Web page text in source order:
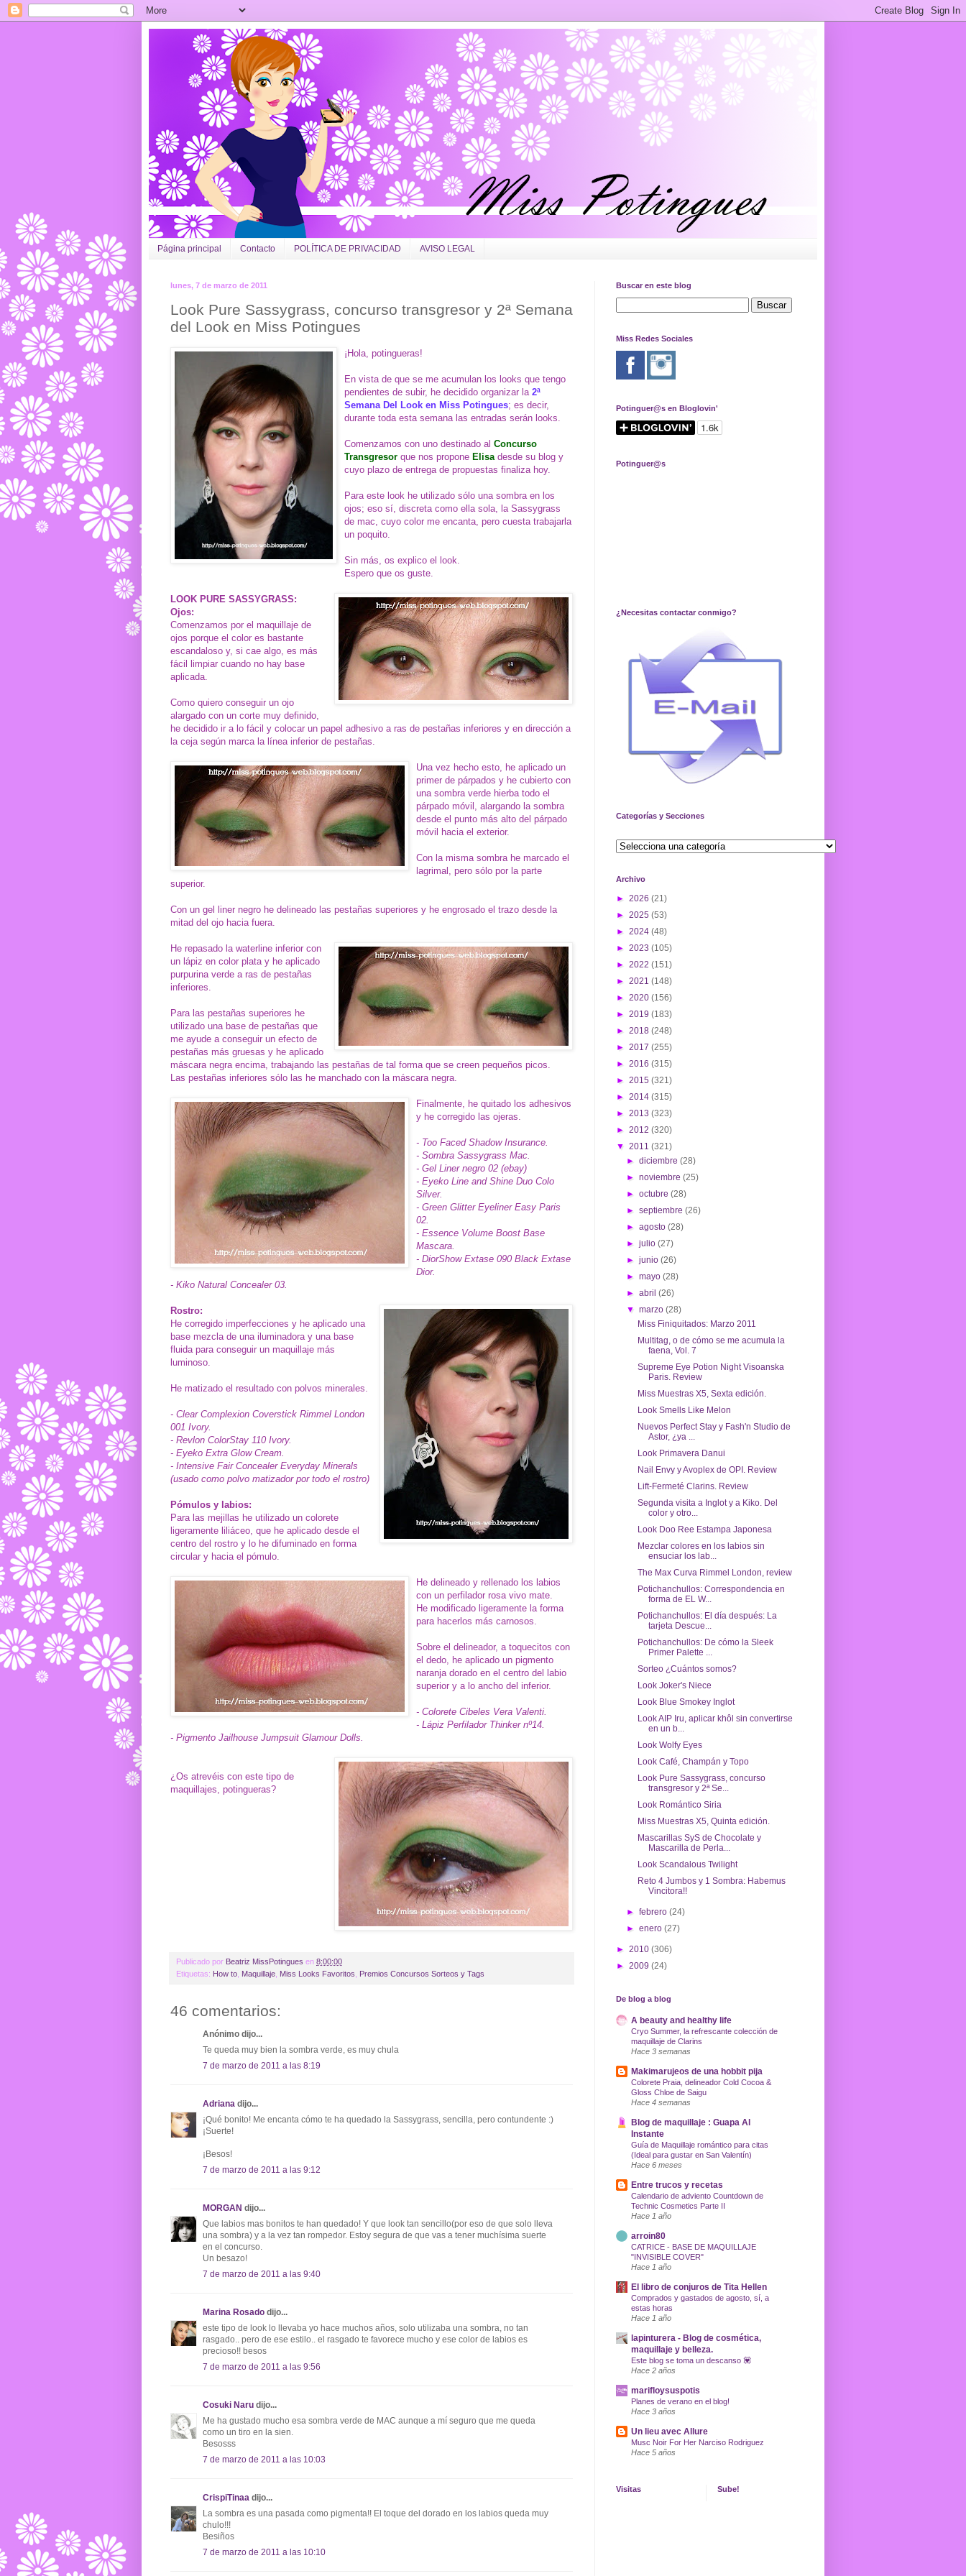
Página principal Contacto POLÍTICA DE PRIVACIDAD AVISO LEGAL
lunes, 7 de marzo de 2011
Look Pure Sassygrass, concurso transgresor y 2ª Semana
del Look en Miss Potingues
¡Hola, potingueras!
En vista de que se me acumulan los looks que tengo
pendientes de subir, he decidido organizar la 2ª
Semana Del Look en Miss Potingues; es decir,
durante toda esta semana las entradas serán looks.
Comenzamos con uno destinado al Concurso
Transgresor que nos propone Elisadesde su blog y
cuyo plazo de entrega de propuestas finaliza hoy.
Para este look he utilizado sólo una sombra en los
ojos; eso sí, discreta como ella sola, la Sassygrass
de mac, cuyo color me encanta, pero cuesta trabajarla
un poquito.
Sin más, os explico el look.
Espero que os guste.
LOOK PURE SASSYGRASS:
Ojos:
Comenzamos por el maquillaje de
ojos porque el color es bastante
escandaloso y, si cae algo, es más
fácil limpiar cuando no hay base
aplicada.
Como quiero conseguir un ojo
alargado con un corte muy definido,
he decidido ir a lo fácil y colocar un papel adhesivo a ras de pestañas inferiores y en dirección a
la ceja según marca la línea inferior de pestañas.
Una vez hecho esto, he aplicado un
primer de párpados y he cubierto con
una sombra verde hierba todo el
párpado móvil, alargando la sombra
desde el punto más alto del párpado
móvil hacia el exterior.
Con la misma sombra he marcado el
lagrimal, pero sólo por la parte
superior.
Con un gel liner negro he delineado las pestañas superiores y he engrosado el trazo desde la
mitad del ojo hacia fuera.
He repasado la waterline inferior con
un lápiz en color plata y he aplicado
purpurina verde a ras de pestañas
inferiores.
Para las pestañas superiores he
utilizado una base de pestañas que
me ayude a conseguir un efecto de
pestañas más gruesas y he aplicado
máscara negra encima, trabajando las pestañas de tal forma que se creen pequeños picos.
Las pestañas inferiores sólo las he manchado con la máscara negra.
Finalmente, he quitado los adhesivos
y he corregido las ojeras.
- Too Faced Shadow Insurance.
- Sombra Sassygrass Mac.
- Gel Liner negro 02 (ebay)
- Eyeko Line and Shine Duo Colo
Silver.
- Green Glitter Eyeliner Easy Paris
02.
- Essence Volume Boost Base
Mascara.
- DiorShow Extase 090 Black Extase
Dior.
- Kiko Natural Concealer 03.
Rostro:
He corregido imperfecciones y he aplicado una
base mezcla de una iluminadora y una base
fluida para conseguir un maquillaje más
luminoso.
He matizado el resultado con polvos minerales.
- Clear Complexion Coverstick Rimmel London
001 Ivory.
- Revlon ColorStay 110 Ivory.
- Eyeko Extra Glow Cream.
- Intensive Fair Concealer Everyday Minerals
(usado como polvo matizador por todo el rostro)
Pómulos y labios:
Para las mejillas he utilizado un colorete
ligeramente liliáceo, que he aplicado desde el
centro del rostro y lo he difuminado en forma
circular y hacia el pómulo.
He delineado y rellenado los labios
con un perfilador rosa vivo mate.
He modificado ligeramente la forma
para hacerlos más carnosos.
Sobre el delineador, a toquecitos con
el dedo, he aplicado un pigmento
naranja dorado en el centro del labio
superior y a lo ancho del inferior.
- Colorete Cibeles Vera Valenti.
- Lápiz Perfilador Thinker nº14.
- Pigmento Jailhouse Jumpsuit Glamour Dolls.
¿Os atrevéis con este tipo de
maquillajes, potingueras?
Publicado por Beatriz MissPotingues en 8:00:00
Etiquetas: How to Maquillaje Miss Looks Favoritos Premios Concursos Sorteos y Tags
46 comentarios:
Anónimo dijo...
Te queda muy bien la sombra verde, es muy chula
7 de marzo de 2011 a las 8:19
Adriana dijo...
¡Qué bonito! Me encanta cómo te ha quedado la Sassygrass, sencilla, pero contundente :)
¡Suerte!
¡Besos!
7 de marzo de 2011 a las 9:12
MORGAN dijo...
Que labios mas bonitos te han quedado! Y que look tan sencillo(por eso de que solo lleva
una sombra) y a la vez tan rompedor. Estoy segura de que vas a tener muchísima suerte
en el concurso.
Un besazo!
7 de marzo de 2011 a las 9:40
Marina Rosado dijo...
este tipo de look lo llevaba yo hace muchos años, solo utilizaba una sombra, no tan
rasgado.. pero de ese estilo.. el rasgado te favorece mucho y ese color de labios es
precioso!! besos
7 de marzo de 2011 a las 9:56
Cosuki Naru dijo...
Me ha gustado mucho esa sombra verde de MAC aunque a mí seguro que me queda
como un tiro en la sien.
Besosss
7 de marzo de 2011 a las 10:03
CrispiTinaa dijo...
La sombra es una pasada como pigmenta!! El toque del dorado en los labios queda muy
chulo!!!
Besiños
7 de marzo de 2011 a las 10:10
Buscar en este blog
Miss Redes Sociales
Potinguer@s en Bloglovin'
Potinguer@s
¿Necesitas contactar conmigo?
Categorías y Secciones
Archivo
► 2026 (21)
► 2025 (53)
► 2024 (48)
► 2023 (105)
► 2022 (151)
► 2021 (148)
► 2020 (156)
► 2019 (183)
► 2018 (248)
► 2017 (255)
► 2016 (315)
► 2015 (321)
► 2014 (315)
► 2013 (323)
► 2012 (320)
▼ 2011 (321)
►diciembre(28)
►noviembre(25)
►octubre(28)
►septiembre(26)
►agosto(28)
►julio(27)
►junio(26)
►mayo(28)
►abril(26)
▼marzo(28)
Miss Finiquitados: Marzo 2011
Multitag, o de cómo se me acumula la
faena, Vol. 7
Supreme Eye Potion Night Visoanska
Paris. Review
Miss Muestras X5, Sexta edición.
Look Smells Like Melon
Nuevos Perfect Stay y Fash'n Studio de
Astor, ¿ya ...
Look Primavera Danui
Nail Envy y Avoplex de OPI. Review
Lift-Fermeté Clarins. Review
Segunda visita a Inglot y a Kiko. Del
color y otro...
Look Doo Ree Estampa Japonesa
Mezclar colores en los labios sin
ensuciar los lab...
The Max Curva Rimmel London, review
Potichanchullos: Correspondencia en
forma de EL W...
Potichanchullos: El día después: La
tarjeta Descue...
Potichanchullos: De cómo la Sleek
Primer Palette ...
Sorteo ¿Cuántos somos?
Look Joker's Niece
Look Blue Smokey Inglot
Look AIP Iru, aplicar khôl sin convertirse
en un b...
Look Wolfy Eyes
Look Café, Champán y Topo
Look Pure Sassygrass, concurso
transgresor y 2ª Se...
Look Romántico Siria
Miss Muestras X5, Quinta edición.
Mascarillas SyS de Chocolate y
Mascarilla de Perla...
Look Scandalous Twilight
Reto 4 Jumbos y 1 Sombra: Habemus
Vincitora!!
►febrero(24)
►enero(27)
► 2010 (306)
► 2009 (24)
De blog a blog
A beauty and healthy life
Cryo Summer, la refrescante colección de
maquillaje de Clarins
Hace 3 semanas
Makimarujeos de una hobbit pija
Colorete Praia, delineador Cold Cocoa &
Gloss Chloe de Saigu
Hace 4 semanas
Blog de maquillaje : Guapa Al
Instante
Guía de Maquillaje romántico para citas
(Ideal para gustar en San Valentín)
Hace 6 meses
Entre trucos y recetas
Calendario de adviento Countdown de
Technic Cosmetics Parte II
Hace 1 año
arroin80
CATRICE - BASE DE MAQUILLAJE
"INVISIBLE COVER"
Hace 1 año
El libro de conjuros de Tita Hellen
Comprados y gastados de agosto, sí, a
estas horas
Hace 1 año
lapinturera - Blog de cosmética,
maquillaje y belleza.
Este blog se toma un descanso 💟
Hace 2 años
marifloysuspotis
Planes de verano en el blog!
Hace 3 años
Un lieu avec Allure
Musc Noir For Her Narciso Rodriguez
Hace 5 años
Visitas Sube!